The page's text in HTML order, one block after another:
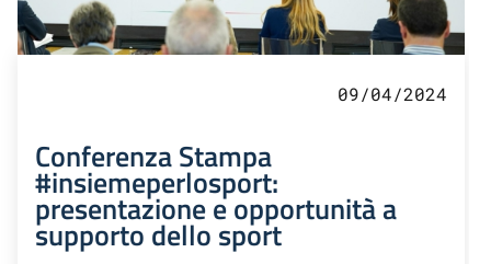
09/04/2024
Conferenza Stampa
#insiemeperlosport:
presentazione e opportunità a
supporto dello sport